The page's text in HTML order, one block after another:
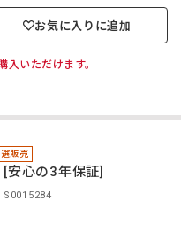
お気に入りに追加
いただけます。
販売
[安心の3年保証]
S0015284